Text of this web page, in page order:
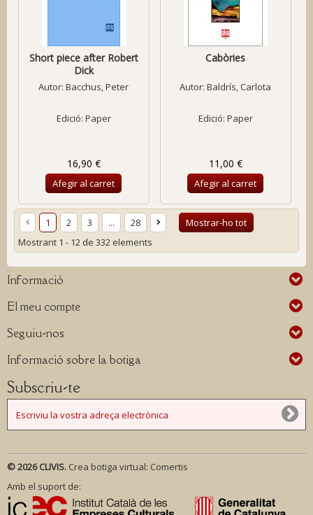
Short piece after Robert
Dick
Autor:Bacchus, Peter
Edició: Paper
16,90 €
Afegir al carret
Cabòries
Autor:Baldrís, Carlota
Edició: Paper
11,00 €
Afegir al carret
Mostrar-ho tot
1 2 3 ...
28
Mostrant 1 - 12 de 332 elements
Informació
El meu compte
Seguiu-nos
Informació sobre la botiga
Subscriu-te
© 2026 CLIVIS. Crea botiga virtual: Comertis
Amb el suport de: